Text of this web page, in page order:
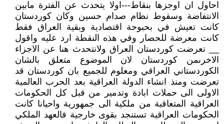
احاول ان اوجزها بنقاط---اولا يتحدث عن الفترة مابين
الانتفاضة وسقوط نظام صدام حسين وكان كوردستان
كانت تعيش في بحبوحة اقتصادية وبقية العراق فقط
كانت معرضة للحصار وفي هذه النقطة ارد عليه واقول
__ تعرضت كوردستان العراق ولانتحدث هنا عن الاجزاء
الاخرىمن كوردستان لان الموضوع متعلق بالشان
الكوردستاني العراقي ومعلوم للجميع بان كوردستان قد
تعرضت ومنذ انشاء الدولة العراقية بعد الحرب العالمية
الاولى الى حملات ابادة وتدمير من قبل كل الحكومات
العراقية المتعاقبة من ملكية الى جمهورية واحيانا كانت
الحكومات العراقية تستنجد بقوى خارجية فالعهد الملكي